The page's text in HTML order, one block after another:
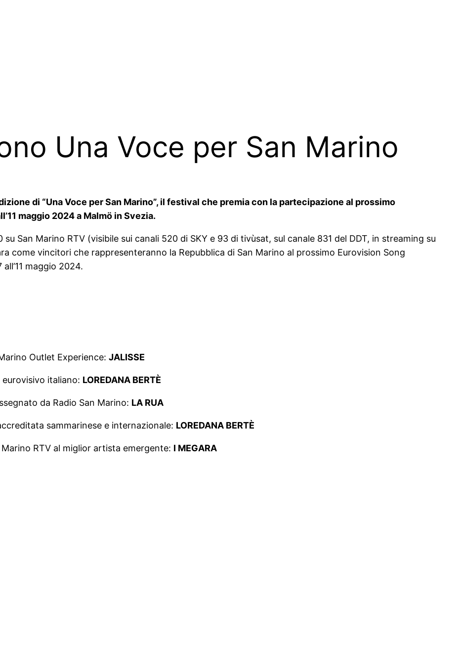
Una Voce per San Marino
di “Una Voce per San Marino”, il festival che premia con la partecipazione al prossimo
maggio 2024 a Malmö in Svezia.
San Marino RTV (visibile sui canali 520 di SKY e 93 di tivùsat, sul canale 831 del DDT, in streaming su
come vincitori che rappresenteranno la Repubblica di San Marino al prossimo Eurovision Song
maggio 2024.
Outlet Experience: JALISSE
eurovisivo italiano: LOREDANA BERTÈ
da Radio San Marino: LA RUA
sammarinese e internazionale: LOREDANA BERTÈ
RTV al miglior artista emergente: I MEGARA